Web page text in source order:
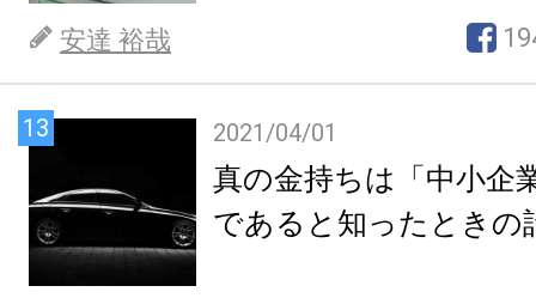
安達 裕哉
13 2021/04/01
真の金持ちは「中小企
であると知ったときの